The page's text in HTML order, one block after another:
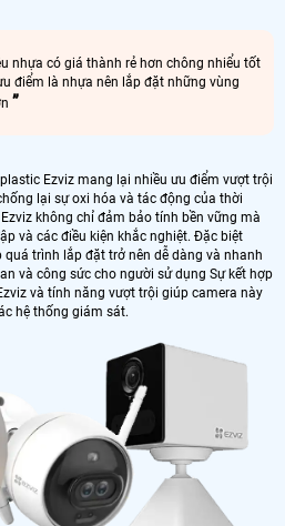
nhựa có giá thành rẻ hơn chông nhiểu tốt
điểm là nhựa nên lắp đặt những vùng
Ezviz mang lại nhiều ưu điểm vượt trội
lại sự oxi hóa và tác động của thời
không chỉ đảm bảo tính bền vững mà
và các điều kiện khắc nghiệt. Đặc biệt
trình lắp đặt trở nên dễ dàng và nhanh
và công sức cho người sử dụng Sự kết hợp
và tính năng vượt trội giúp camera này
hệ thống giám sát.